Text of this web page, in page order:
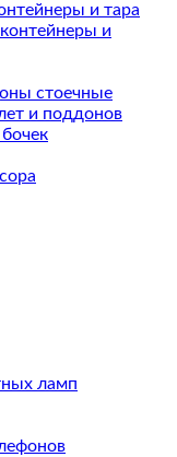
и тара
и
стоечные
и поддонов
ламп